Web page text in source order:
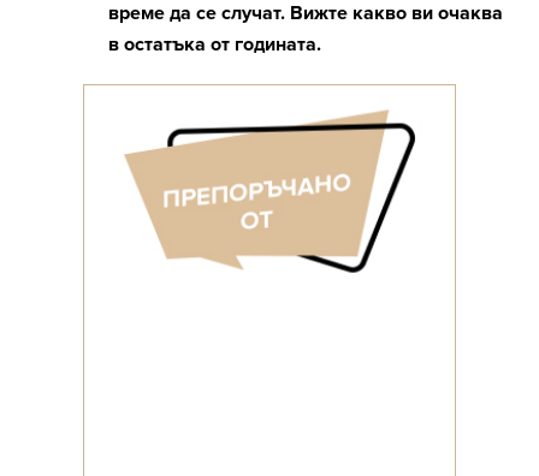
време да се случат. Вижте какво ви очаква
в остатъка от годината.